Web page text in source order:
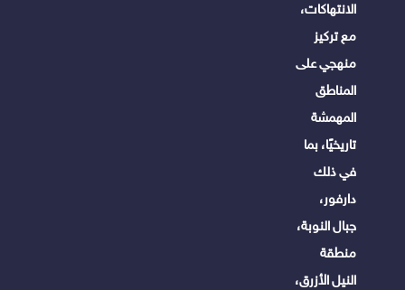
الانتهاكات،
مع تركيز
منهجي على
المناطق
المهمشة
تاريخيًا، بما
في ذلك
دارفور،
جبال النوبة،
منطقة
النيل الأزرق،